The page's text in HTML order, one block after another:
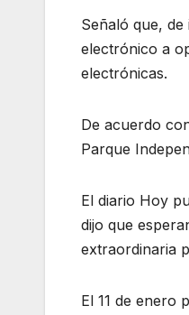
Señaló que,
electrónico a
electrónicas.
De acuerdo
Parque
El diario Hoy
dijo que
extraordinaria
El 11 de enero